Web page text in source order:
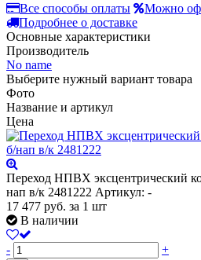
Все способы оплаты
Можно
Подробнее о доставке
Основные характеристики
Производитель
No name
Выберите нужный вариант товара
Фото
Название и артикул
Цена
Переход НПВХ эксцентрический
нап в/к 2481222 Артикул: -
17 477 руб. за 1 шт
В наличии
- +